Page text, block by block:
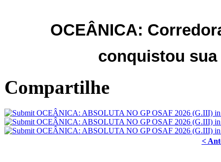
OCEÂNICA:
conquistou
Compartilhe
<